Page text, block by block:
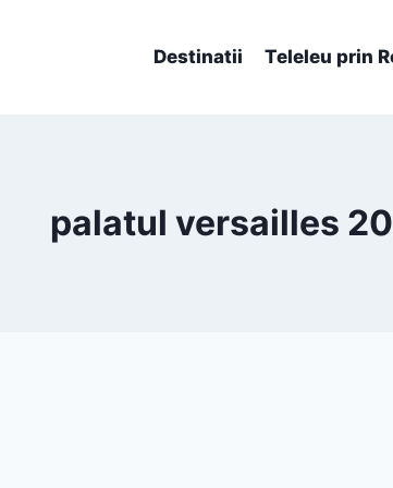
Destinatii Teleleu prin
palatul versailles